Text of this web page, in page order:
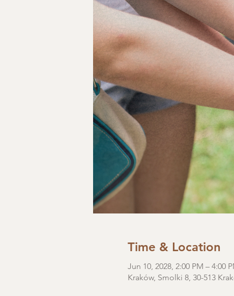
Time & Location
Jun 10, 2028, 2:00 PM – 4:00
Kraków, Smolki 8, 30-513